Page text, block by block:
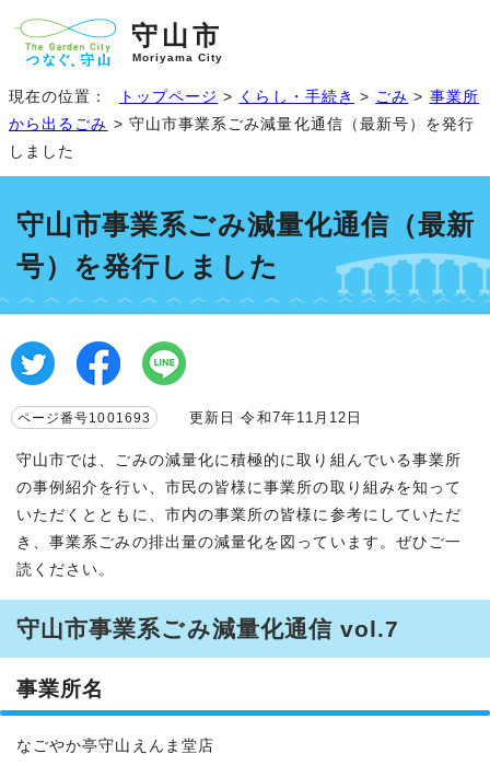
守山市
Moriyama City
現在の位置： トップページ > くらし・手続き > ごみ > 事業所
から出るごみ > 守山市事業系ごみ減量化通信（最新号）を発行
しました
守山市事業系ごみ減量化通信（最新
号）を発行しました
ページ番号1001693 更新日 令和7年11月12日
守山市では、ごみの減量化に積極的に取り組んでいる事業所
の事例紹介を行い、市民の皆様に事業所の取り組みを知って
いただくとともに、市内の事業所の皆様に参考にしていただ
き、事業系ごみの排出量の減量化を図っています。ぜひご一
読ください。
守山市事業系ごみ減量化通信 vol.7
事業所名
なごやか亭守山えんま堂店